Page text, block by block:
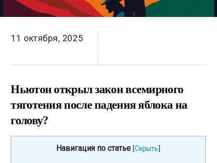
11 октября, 2025
Ньютон открыл закон всемирного
тяготения после падения яблока на
голову?
Навигация по статье [Скрыть